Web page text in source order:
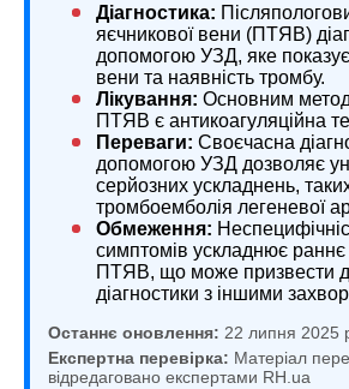
Діагностика:
яєчникової вени (ПТЯВ)
допомогою УЗД, яке
вени та наявність тромбу.
Лікування: Основним
ПТЯВ є антикоагуляційна
Переваги: Своєчасна
допомогою УЗД дозволяє
серйозних ускладнень,
тромбоемболія легеневої
Обмеження:
симптомів ускладнює
ПТЯВ, що може призвести
діагностики з іншими
Останнє оновлення: 22 липня 2025
Експертна перевірка: Матеріал
відредаговано експертами RH.ua